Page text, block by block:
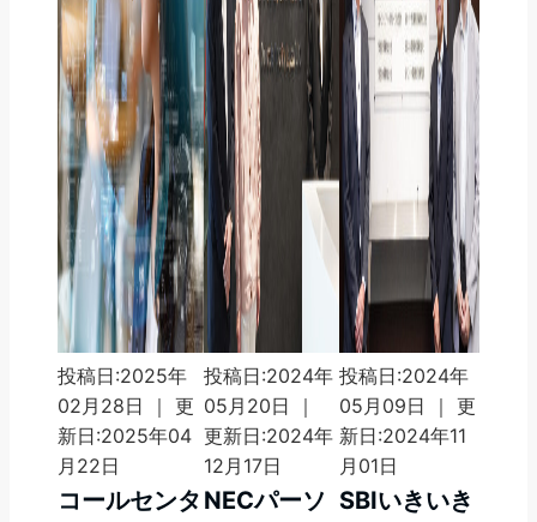
投稿日:2025年
02月28日 ｜ 更
新日:2025年04
月22日
コールセンタ
投稿日:2024年
05月20日 ｜
更新日:2024年
12月17日
NECパーソ
投稿日:2024年
05月09日 ｜ 更
新日:2024年11
月01日
SBIいきいき